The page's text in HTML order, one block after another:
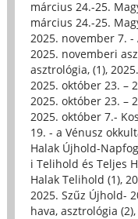
március 24.-25.
március 24.-25.
2025. november 7.
2025. novemberi
asztrológia, (1),
2025. október 23. –
2025. október 23. –
2025. október 7.-
19. - a Vénusz
Halak Újhold-
i Telihold és Teljes
Halak Telihold (1),
2025. Szűz Újhold-
hava, asztrológia (2),